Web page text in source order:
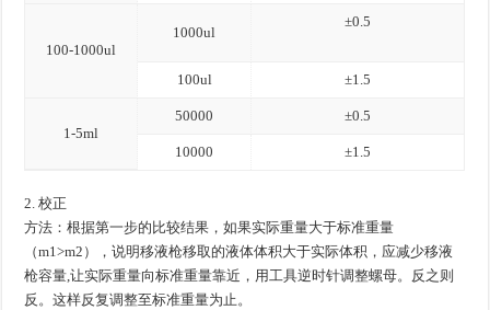
100-1000ul
1000ul
±0.5
100ul ±1.5
1-5ml
50000 ±0.5
10000 ±1.5
2. 校正
方法：根据第一步的比较结果，如果实际重量大于标准重量
（m1>m2），说明移液枪移取的液体体积大于实际体积，应减少移液
枪容量,让实际重量向标准重量靠近，用工具逆时针调整螺母。反之则
反。这样反复调整至标准重量为止。